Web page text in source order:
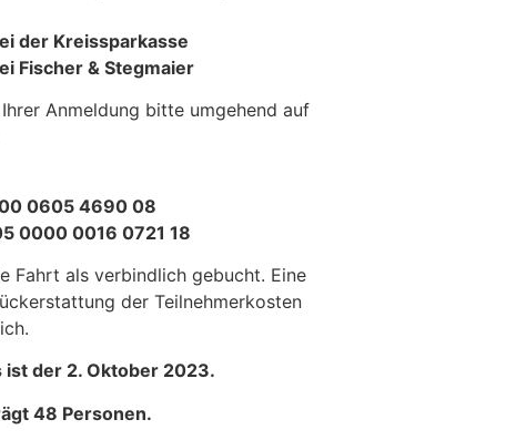
der Kreissparkasse
Fischer & Stegmaier
Anmeldung bitte umgehend auf
0605 4690 08
0000 0016 0721 18
Fahrt als verbindlich gebucht. Eine
der Teilnehmerkosten
der 2. Oktober 2023.
48 Personen.